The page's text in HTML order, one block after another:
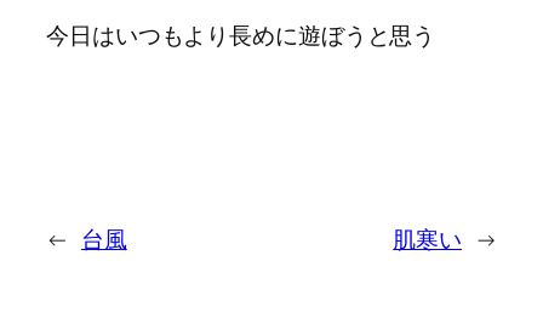
今日はいつもより長めに遊ぼうと思う
← 台風 肌寒い →